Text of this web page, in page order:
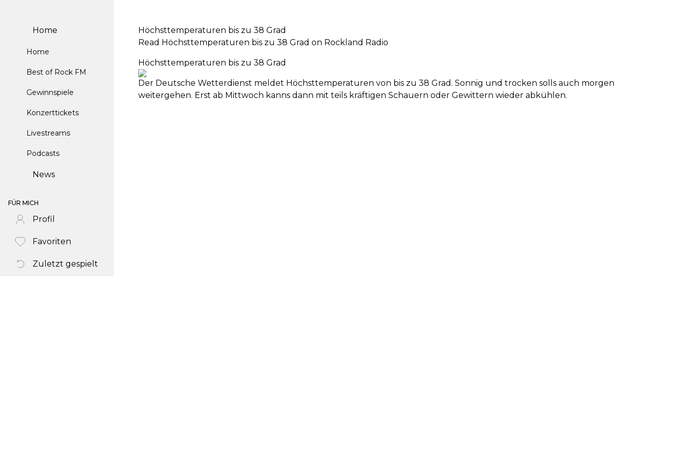
Home
Home
Best of Rock FM
Gewinnspiele
Konzerttickets
Livestreams
Podcasts
News
FÜR MICH
Profil
Favoriten
Zuletzt gespielt
Höchsttemperaturen bis zu 38 Grad
Read Höchsttemperaturen bis zu 38 Grad on Rockland Radio
Höchsttemperaturen bis zu 38 Grad
Der Deutsche Wetterdienst meldet Höchsttemperaturen von bis zu 38 Grad. Sonnig und trocken solls auch morgen
weitergehen. Erst ab Mittwoch kanns dann mit teils kräftigen Schauern oder Gewittern wieder abkühlen.